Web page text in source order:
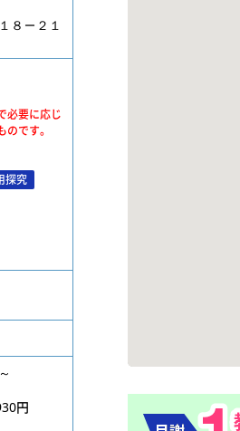
８－２１
必要に応じ
です。
探究
円